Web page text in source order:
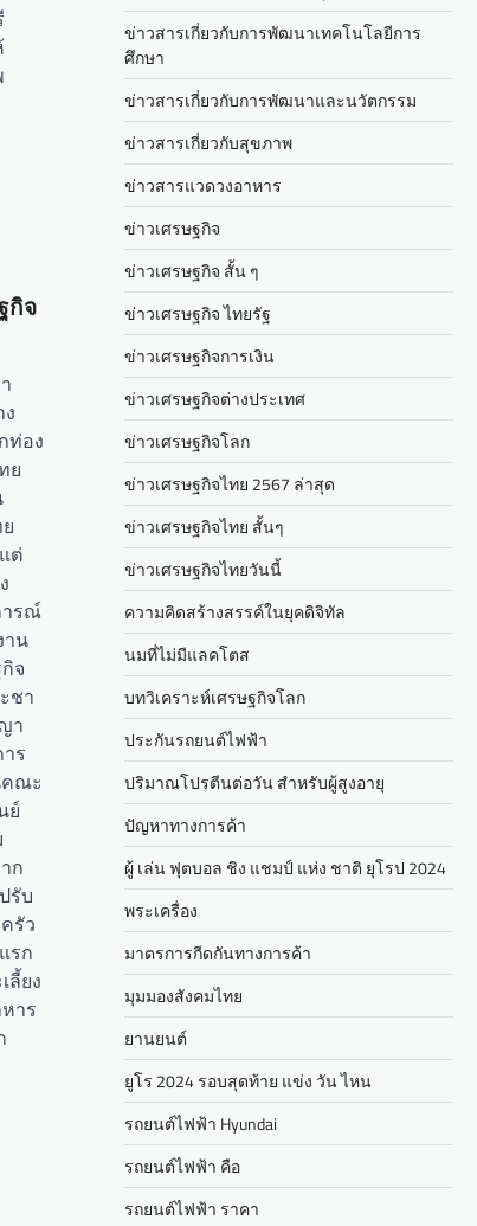
กิจ
ท่อง
ย
ต่
ารณ์
น
จ
ชา
า
ร
ณะ
ย์
ก
รับ
รัว
รก
ลี้ยง
าร
ข่าวสารเกี่ยวกับการพัฒนาเทคโนโลยีการ
ศึกษา
ข่าวสารเกี่ยวกับการพัฒนาและนวัตกรรม
ข่าวสารเกี่ยวกับสุขภาพ
ข่าวสารแวดวงอาหาร
ข่าวเศรษฐกิจ
ข่าวเศรษฐกิจ สั้น ๆ
ข่าวเศรษฐกิจ ไทยรัฐ
ข่าวเศรษฐกิจการเงิน
ข่าวเศรษฐกิจต่างประเทศ
ข่าวเศรษฐกิจโลก
ข่าวเศรษฐกิจไทย 2567 ล่าสุด
ข่าวเศรษฐกิจไทย สั้นๆ
ข่าวเศรษฐกิจไทยวันนี้
ความคิดสร้างสรรค์ในยุคดิจิทัล
นมที่ไม่มีแลคโตส
บทวิเคราะห์เศรษฐกิจโลก
ประกันรถยนต์ไฟฟ้า
ปริมาณโปรตีนต่อวัน สำหรับผู้สูงอายุ
ปัญหาทางการค้า
ผู้ เล่น ฟุตบอล ชิง แชมป์ แห่ง ชาติ ยุโรป 2024
พระเครื่อง
มาตรการกีดกันทางการค้า
มุมมองสังคมไทย
ยานยนต์
ยูโร 2024 รอบสุดท้าย แข่ง วัน ไหน
รถยนต์ไฟฟ้า Hyundai
รถยนต์ไฟฟ้า คือ
รถยนต์ไฟฟ้า ราคา